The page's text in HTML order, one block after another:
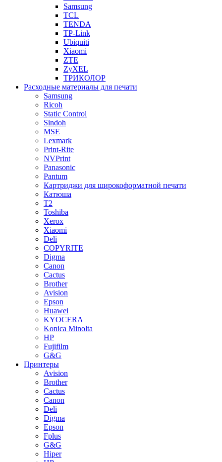
Samsung
TCL
TENDA
TP-Link
Ubiquiti
Xiaomi
ZTE
ZyXEL
ТРИКОЛОР
Расходные материалы для печати
Samsung
Ricoh
Static Control
Sindoh
MSE
Lexmark
Print-Rite
NVPrint
Panasonic
Pantum
Картриджи для широкоформатной печати
Катюша
T2
Toshiba
Xerox
Xiaomi
Deli
COPYRITE
Digma
Canon
Cactus
Brother
Avision
Epson
Huawei
KYOCERA
Konica Minolta
HP
Fujifilm
G&G
Принтеры
Avision
Brother
Cactus
Canon
Deli
Digma
Epson
Fplus
G&G
Hiper